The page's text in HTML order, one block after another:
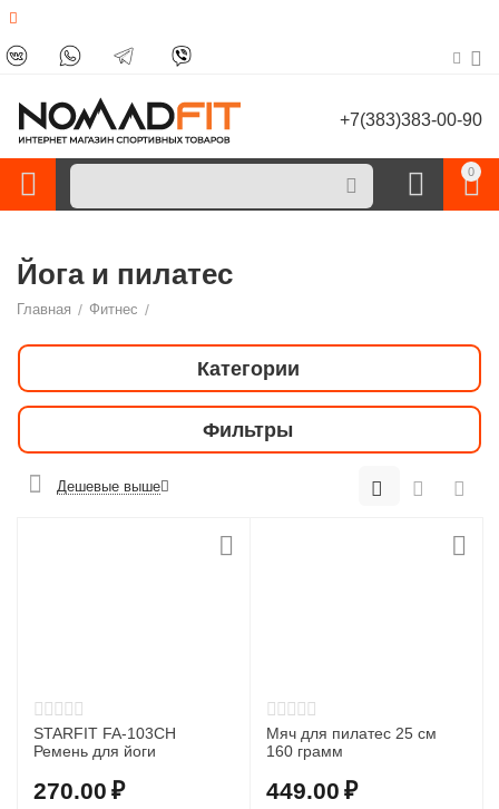
+7(383)383-00-90
0
Йога и пилатес
Главная / Фитнес /
Категории
Фильтры
Дешевые выше
STARFIT FA-103CH
Ремень для йоги
270.00 ₽
Мяч для пилатес 25 см
160 грамм
449.00 ₽